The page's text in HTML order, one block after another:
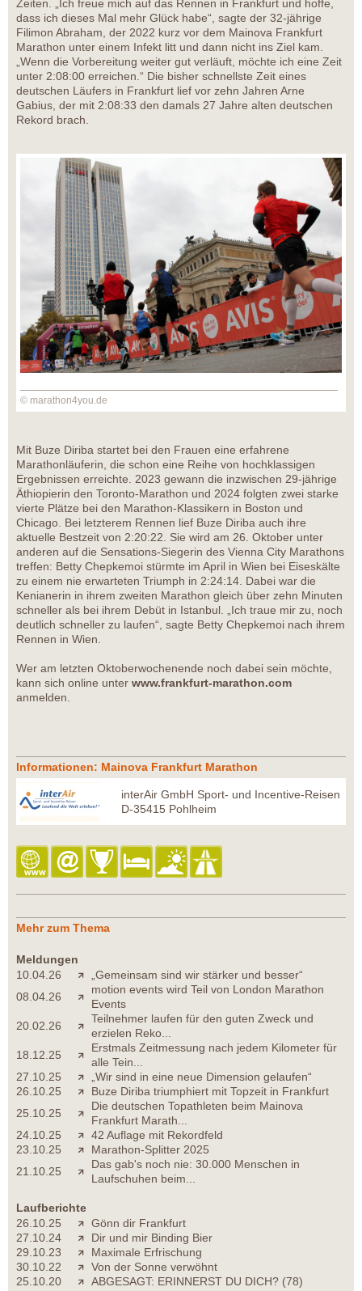
Zeiten. „Ich freue mich auf das Rennen in Frankfurt und hoffe,
dass ich dieses Mal mehr Glück habe“, sagte der 32-jährige
Filimon Abraham, der 2022 kurz vor dem Mainova Frankfurt
Marathon unter einem Infekt litt und dann nicht ins Ziel kam.
„Wenn die Vorbereitung weiter gut verläuft, möchte ich eine Zeit
unter 2:08:00 erreichen.“ Die bisher schnellste Zeit eines
deutschen Läufers in Frankfurt lief vor zehn Jahren Arne
Gabius, der mit 2:08:33 den damals 27 Jahre alten deutschen
Rekord brach.
© marathon4you.de
Mit Buze Diriba startet bei den Frauen eine erfahrene
Marathonläuferin, die schon eine Reihe von hochklassigen
Ergebnissen erreichte. 2023 gewann die inzwischen 29-jährige
Äthiopierin den Toronto-Marathon und 2024 folgten zwei starke
vierte Plätze bei den Marathon-Klassikern in Boston und
Chicago. Bei letzterem Rennen lief Buze Diriba auch ihre
aktuelle Bestzeit von 2:20:22. Sie wird am 26. Oktober unter
anderen auf die Sensations-Siegerin des Vienna City Marathons
treffen: Betty Chepkemoi stürmte im April in Wien bei Eiseskälte
zu einem nie erwarteten Triumph in 2:24:14. Dabei war die
Kenianerin in ihrem zweiten Marathon gleich über zehn Minuten
schneller als bei ihrem Debüt in Istanbul. „Ich traue mir zu, noch
deutlich schneller zu laufen“, sagte Betty Chepkemoi nach ihrem
Rennen in Wien.
Wer am letzten Oktoberwochenende noch dabei sein möchte,
kann sich online unter www.frankfurt-marathon.com
anmelden.
Informationen: Mainova Frankfurt Marathon
interAir GmbH Sport- und Incentive-Reisen
D-35415 Pohlheim
Mehr zum Thema
Meldungen
10.04.26
„Gemeinsam sind wir stärker und besser“
08.04.26
motion events wird Teil von London Marathon
Events
20.02.26
Teilnehmer laufen für den guten Zweck und
erzielen Reko...
18.12.25
Erstmals Zeitmessung nach jedem Kilometer für
alle Tein...
27.10.25
„Wir sind in eine neue Dimension gelaufen“
26.10.25
Buze Diriba triumphiert mit Topzeit in Frankfurt
25.10.25
Die deutschen Topathleten beim Mainova
Frankfurt Marath...
24.10.25
42 Auflage mit Rekordfeld
23.10.25
Marathon-Splitter 2025
21.10.25
Das gab's noch nie: 30.000 Menschen in
Laufschuhen beim...
Laufberichte
26.10.25
Gönn dir Frankfurt
27.10.24
Dir und mir Binding Bier
29.10.23
Maximale Erfrischung
30.10.22
Von der Sonne verwöhnt
25.10.20
ABGESAGT: ERINNERST DU DICH? (78)